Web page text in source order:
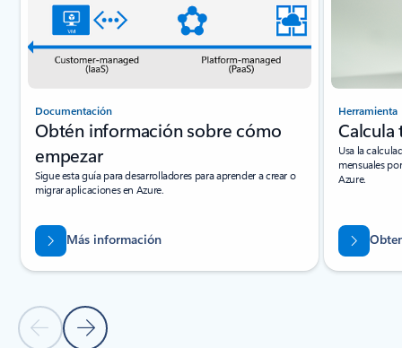
Diapositiva anterior
Diapositiva siguiente
Documentación
Obtén información sobre cómo
empezar
Sigue esta guía para desarrolladores para aprender a crear o
migrar aplicaciones en Azure.
Más información
Herramienta
Calcula
Usa la
mensuales
Azure.